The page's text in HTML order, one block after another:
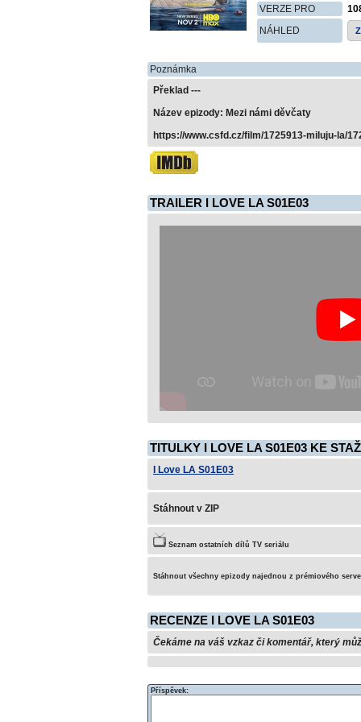
VERZE PRO
NÁHLED
Poznámka
Překlad ---
Název epizody: Mezi námi děvčaty
https://www.csfd.cz/film/1725913-miluju-la/
TRAILER I LOVE LA S01E03
TITULKY I LOVE LA S01E03 KE
I Love LA S01E03
Stáhnout v ZIP
Seznam ostatních dílů TV seriálu
Stáhnout všechny epizody najednou z prémiového
RECENZE I LOVE LA S01E03
Čekáme na váš vzkaz či komentář, který
Příspěvek: